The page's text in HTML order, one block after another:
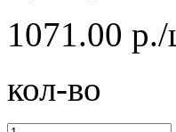
1071.00
кол-во